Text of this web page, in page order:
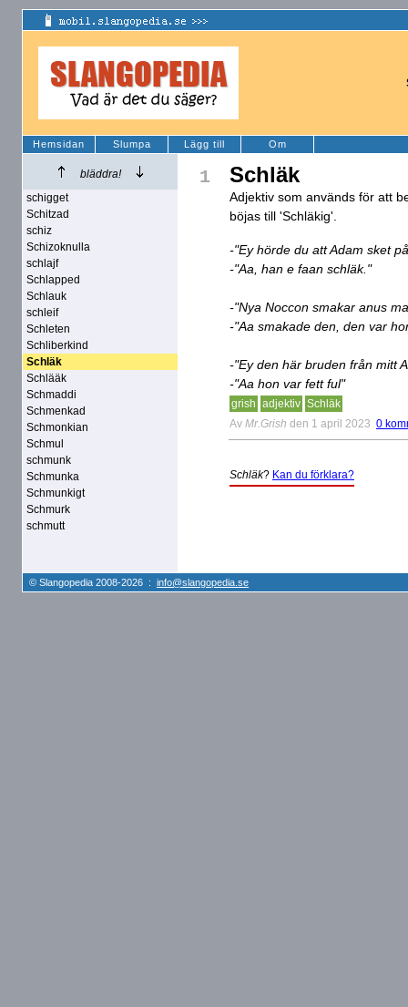
Hemsidan Slumpa Lägg till Om
bläddra!
schigget
Schitzad
schiz
Schizoknulla
schlajf
Schlapped
Schlauk
schleif
Schleten
Schliberkind
Schläk
Schlääk
Schmaddi
Schmenkad
Schmonkian
Schmul
schmunk
Schmunka
Schmunkigt
Schmurk
schmutt
1 Schläk
Adjektiv som används för att
böjas till 'Schläkig'.
-"Ey hörde du att Adam sket
-"Aa, han e faan schläk."
-"Nya Noccon smakar anus
-"Aa smakade den, den var
-"Ey den här bruden från mitt
-"Aa hon var fett ful"
grish adjektiv Schläk
Av Mr.Grish den 1 april 2023 0
Schläk? Kan du förklara?
© Slangopedia 2008-2026 : info@slangopedia.se